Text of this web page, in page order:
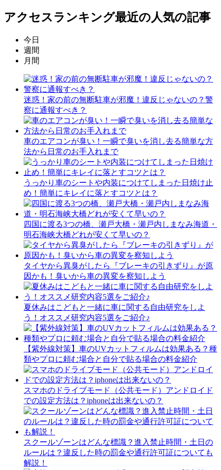
アクセスランキング最近の人気の記事
今日
週間
月間
迷惑！家の前の無断駐車が邪魔！違反じゃないの？警
察に通報すべき？
車のエアコンが臭い！一瞬で臭いを消し去る簡単な方
法から日常のお手入れまで
うっかり車のシートや内装につけてしまった日焼け止
め！簡単にキレイに落とすコツとは？
四国に渡る3つの橋、瀬戸大橋・瀬戸内しまなみ海道・
明石海峡大橋どれが安くて早いの？
タイヤから異臭がしたら『ブレーキの引きずり』が原
因かも！臭いから車の異変を察知しよう
夏休みはこどもと一緒に車に関する自由研究をしよ
う！オススメ研究内容5選をご紹介♪
【紫外線対策】車のUVカットフィルムは効果ある？種
類やプロに頼む場合と自分で貼る場合の料金紹介
スマホのドライブモード（公共モード）アンドロイド
での設定方法は？iphoneは出来ないの？
スクールゾーンはどんな標識？進入禁止時間・土日の
ルールは？違反した時の罰金や通行許可証についても
解説！